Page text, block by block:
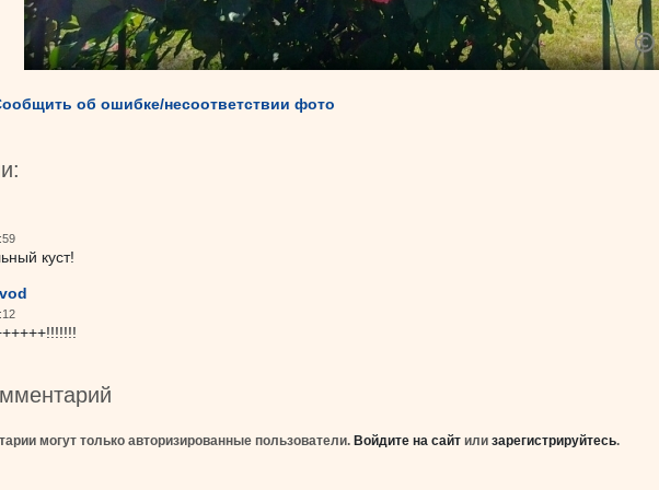
об ошибке/несоответствии фото
куст!
могут только авторизированные пользователи. Войдите на сайт или зарегистрируйтесь.